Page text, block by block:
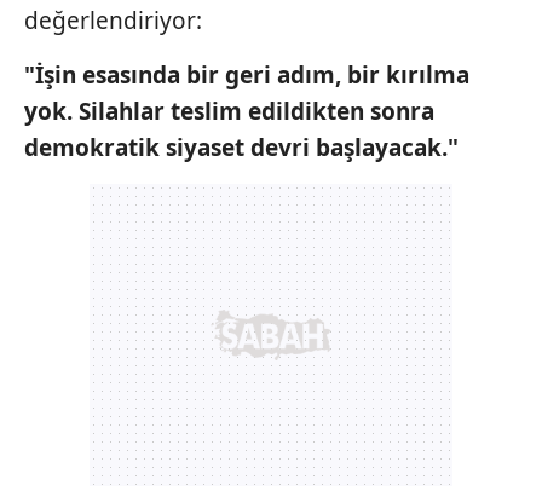
değerlendiriyor:
"İşin esasında bir geri adım, bir kırılma
yok. Silahlar teslim edildikten sonra
demokratik siyasetdevri başlayacak."